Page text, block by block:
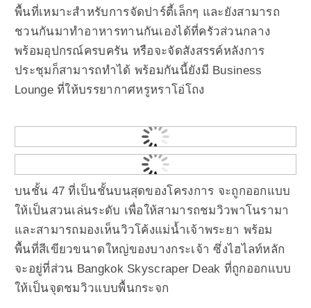
พื้นที่เหมาะสำหรับการจัดปาร์ตี้เล็กๆ และยังสามารถ
ชวนกันมาทำอาหารทานกันเองได้ที่ครัวส่วนกลาง
พร้อมอุปกรณ์ครบครัน หรือจะจัดสังสรรค์หลังการ
ประชุมก็สามารถทำได้ พร้อมกันนี้ยังมี Business
Lounge ที่ให้บรรยากาศหรูหราโอ่โถง
บนชั้น 47 ที่เป็นชั้นบนสุดของโครงการ จะถูกออกแบบ
ให้เป็นสวนเล่นระดับ เพื่อให้สามารถชมวิวพาโนรามา
และสามารถมองเห็นวิวโค้งแม่น้ำเจ้าพระยา พร้อม
พื้นที่สีเขียวขนาดใหญ่ของบางกระเจ้า ซึ่งไฮไลท์หลัก
จะอยู่ที่ส่วน Bangkok Skyscraper Deak ที่ถูกออกแบบ
ให้เป็นจุดชมวิวแบบพื้นกระจก